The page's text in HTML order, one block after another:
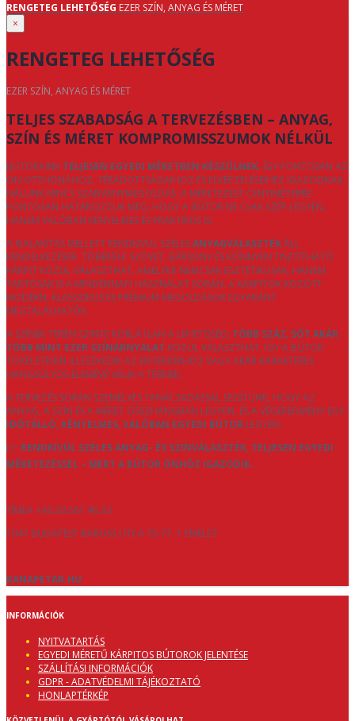
RENGETEG LEHETŐSÉG EZER SZÍN, ANYAG ÉS MÉRET
×
RENGETEG LEHETŐSÉG
EZER SZÍN, ANYAG ÉS MÉRET
TELJES SZABADSÁG A TERVEZÉSBEN – ANYAG,
SZÍN ÉS MÉRET KOMPROMISSZUMOK NÉLKÜL
BÚTORAINK TELJESEN EGYEDI MÉRETBEN KÉSZÜLNEK, ÍGY PONTOSAN AZ
ÖN OTTHONÁHOZ, TÉRADOTTSÁGAIHOZ ÉS ELKÉPZELÉSEIHEZ IGAZODNAK.
NÁLUNK NINCS SZABVÁNYMEGOLDÁS: A MÉRETEZÉST CENTIMÉTERRE
PONTOSAN HATÁROZZUK MEG, HOGY A BÚTOR NE CSAK SZÉP LEGYEN,
HANEM VALÓBAN KÉNYELMES ÉS PRAKTIKUS IS.
A KIALAKÍTÁS MELLETT RENDKÍVÜL SZÉLESANYAGVÁLASZTÉKÁLL
RENDELKEZÉSRE. TÖBBFÉLE SZÖVET, BÁRSONY ÉS KÖNNYEN TISZTÍTHATÓ
KÁRPIT KÖZÜL VÁLASZTHAT, AMELYEK NEMCSAK ESZTÉTIKUSAK, HANEM
TARTÓSAK IS A MINDENNAPI HASZNÁLAT SORÁN. A KÁRPITOK KÖZÖTT
MODERN, KLASSZIKUS ÉS PRÉMIUM MEGOLDÁSOK EGYARÁNT
MEGTALÁLHATÓK.
A SZÍNEK TERÉN SZINTE KORLÁTLAN A LEHETŐSÉG: TÖBB SZÁZ, SŐT AKÁR
TÖBB MINT EZER SZÍNÁRNYALAT KÖZÜL VÁLASZTHAT, ÍGY A BÚTOR
TÖKÉLETESEN ILLESZKEDIK AZ ENTERIŐRHÖZ VAGY AKÁR KARAKTERES
HANGSÚLYOS ELEMÉVÉ VÁLIK A TÉRNEK.
A TERVEZÉS SORÁN SZEMÉLYES TANÁCSADÁSSAL SEGÍTÜNK, HOGY AZ
ANYAG, A SZÍN ÉS A MÉRET ÖSSZHANGBAN LEGYEN, ÉS A VÉGEREDMÉNY EGY
IDŐTÁLLÓ, KÉNYELMES, VALÓBAN EGYEDI BÚTOR LEGYEN.
👉 RENDKÍVÜL SZÉLES ANYAG- ÉS SZÍNVÁLASZTÉK, TELJESEN EGYEDI
MÉRETEZÉSSEL – MERT A BÚTOR ÖNHÖZ IGAZODIK.
TÍMEA +36 20 561 46 33
1047 BUDAPEST BAROSS UTCA 75-77. 1 EMELET
KANAPETAR.HU
INFORMÁCIÓK
NYITVATARTÁS
EGYEDI MÉRETŰ KÁRPITOS BÚTOROK JELENTÉSE
SZÁLLÍTÁSI INFORMÁCIÓK
GDPR - ADATVÉDELMI TÁJÉKOZTATÓ
HONLAPTÉRKÉP